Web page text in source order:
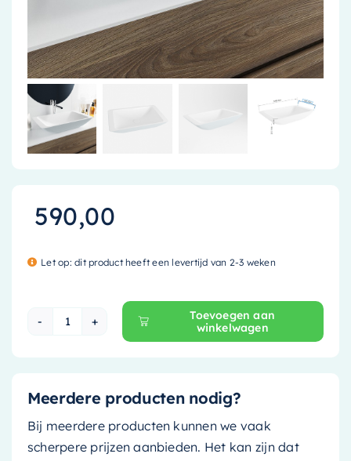
590,00
Let op: dit product heeft een levertijd van 2-3 weken
Mondiaz Waskom Topi - 60cm - clay (grijs
Toevoegen aan
winkelwagen
Meerdere producten nodig?
Bij meerdere producten kunnen we vaak
scherpere prijzen aanbieden. Het kan zijn dat